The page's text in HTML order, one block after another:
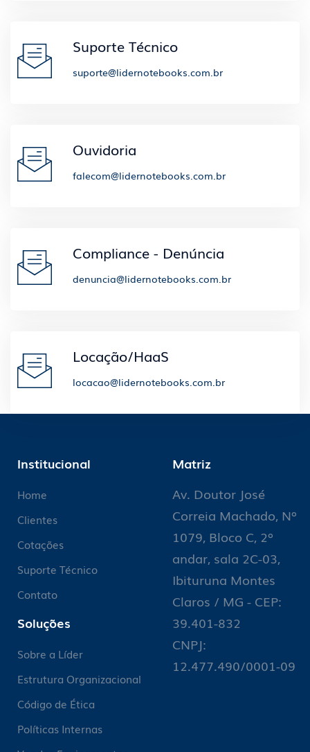
Suporte Técnico
suporte@lidernotebooks.com.br
Ouvidoria
falecom@lidernotebooks.com.br
Compliance - Denúncia
denuncia@lidernotebooks.com.br
Locação/HaaS
locacao@lidernotebooks.com.br
Institucional
Home
Clientes
Cotações
Suporte Técnico
Contato
Soluções
Sobre a Líder
Estrutura Organizacional
Código de Ética
Políticas Internas
Matriz
Av. Doutor José
Correia Machado, Nº
1079, Bloco C, 2º
andar, sala 2C-03,
Ibituruna Montes
Claros / MG - CEP:
39.401-832
CNPJ:
12.477.490/0001-09